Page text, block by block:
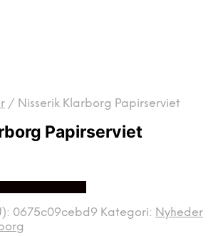
/ Nisserik Klarborg Papirserviet
Papirserviet
0675c09cebd9 Kategori: Nyheder